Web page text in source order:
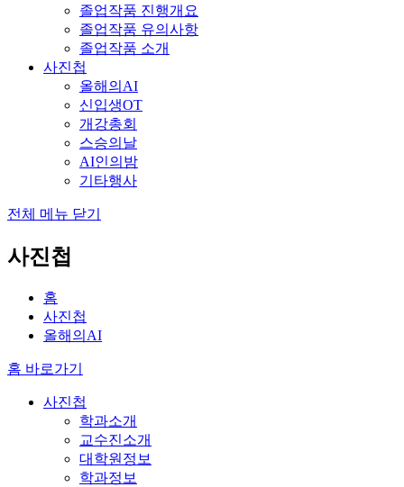
졸업작품 진행개요
졸업작품 유의사항
졸업작품 소개
사진첩
올해의AI
신입생OT
개강총회
스승의날
AI인의밤
기타행사
전체 메뉴 닫기
사진첩
홈
사진첩
올해의AI
홈 바로가기
사진첩
학과소개
교수진소개
대학원정보
학과정보